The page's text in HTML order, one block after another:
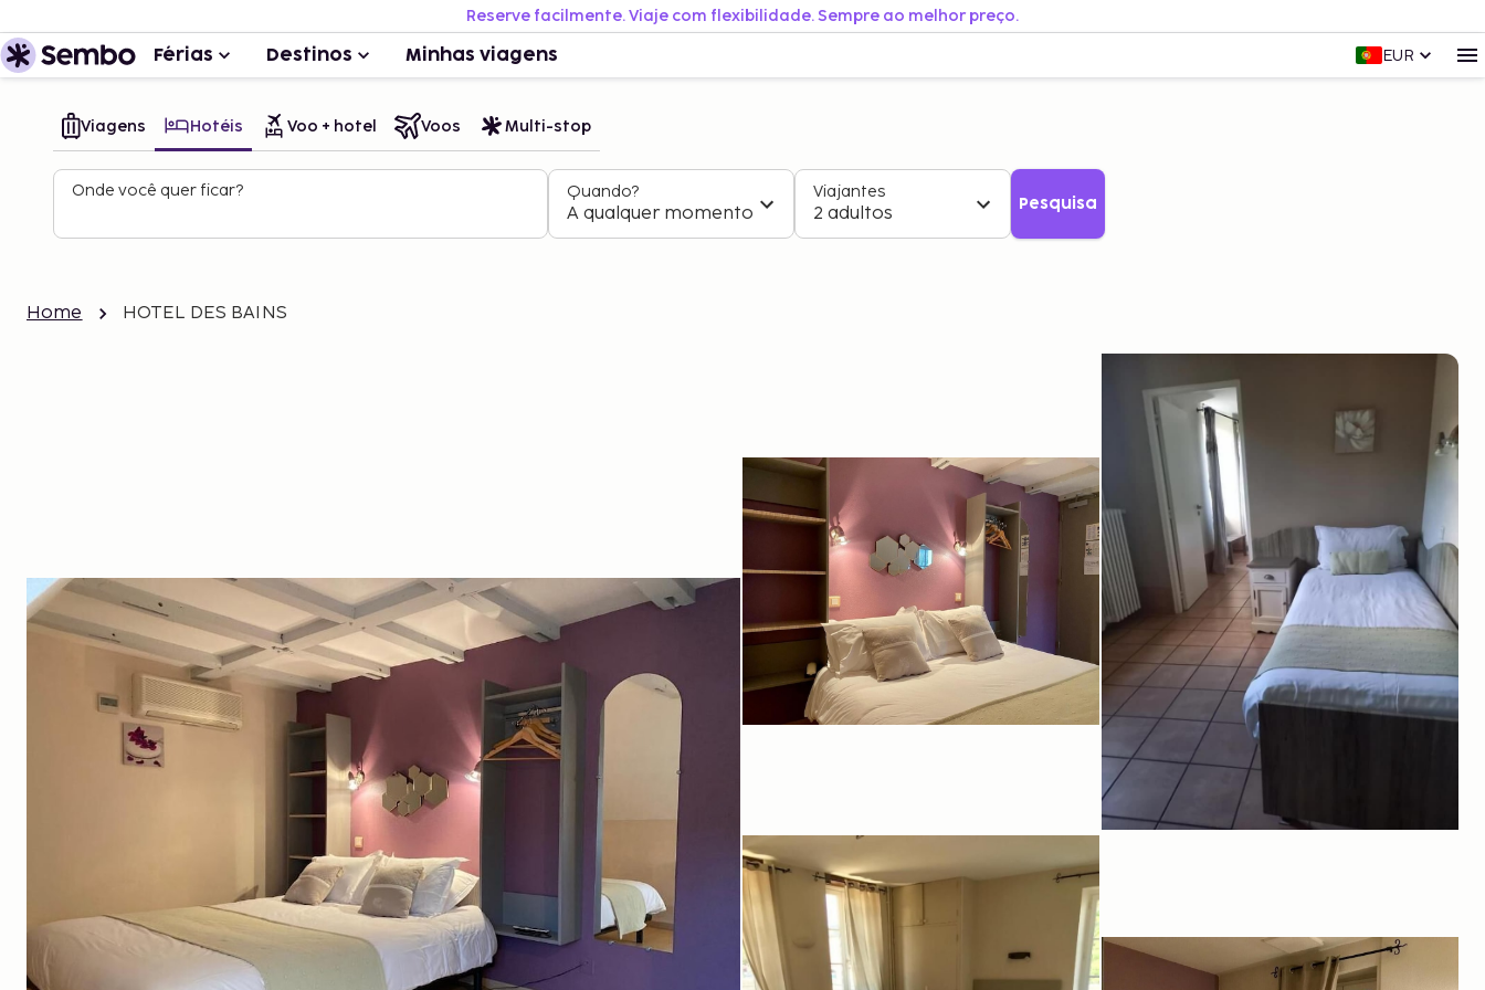
Reserve facilmente. Viaje com flexibilidade. Sempre ao melhor preço.
Férias Destinos Minhas viagens EUR
Viagens Hotéis Voo + hotel Voos Multi-stop
Onde você quer ficar? Quando?
A qualquer momento
Viajantes
2 adultos Pesquisa
Home HOTEL DES BAINS